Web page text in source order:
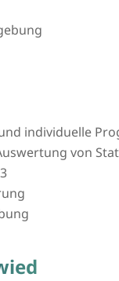
individuelle
von